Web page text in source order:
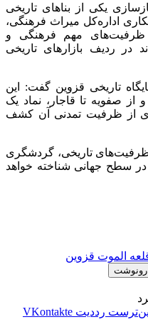
یکی از بناهای تاریخی
اداره‌کل میراث فرهنگی،
ظرفیت‌های مهم فرهنگی و
ردیف بازارهای تاریخی
تاریخی قزوین گفت: این
از صفویه تا قاجار، نماد یک
از ظرفیت تمدنی آن کشف
ظرفیت‌های تاریخی، گردشگری
سطح جهانی شناخته خواهد
الموت قزوین
رونوشت
‫رددیت ‫VKontakte